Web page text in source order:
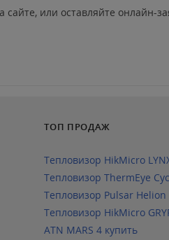
или оставляйте онлайн-
ТОП ПРОДАЖ
Тепловизор HikMicro
Тепловизор ThermEye
Тепловизор Pulsar Helion
Тепловизор HikMicro
ATN MARS 4 купить